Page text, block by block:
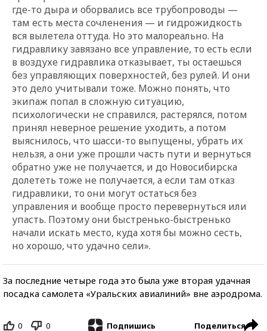
где-то дыра и оборвались все трубопроводы —
там есть места сочленения — и гидрожидкость
вся вылетела оттуда. Но это малореально. На
гидравлику завязано все управление, то есть если
в воздухе гидравлика отказывает, ты остаешься
без управляющих поверхностей, без рулей. И они
это дело учитывали тоже. Можно понять, что
экипаж попал в сложную ситуацию,
психологически не справился, растерялся, потом
принял неверное решение уходить, а потом
выяснилось, что шасси-то выпущены, убрать их
нельзя, а они уже прошли часть пути и вернуться
обратно уже не получается, и до Новосибирска
долететь тоже не получается, а если там отказ
гидравлики, то они могут остаться без
управления и вообще просто перевернуться или
упасть. Поэтому они быстренько-быстренько
начали искать место, куда хотя бы можно сесть,
но хорошо, что удачно сели».
За последние четыре года это была уже вторая удачная
посадка самолета «Уральских авиалиний» вне аэродрома.
0 0 Подпишись Поделиться